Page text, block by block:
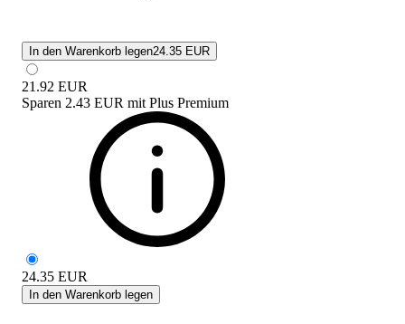
In den Warenkorb legen24.35 EUR
21.92 EUR
Sparen 2.43 EUR mit Plus Premium
24.35 EUR
In den Warenkorb legen